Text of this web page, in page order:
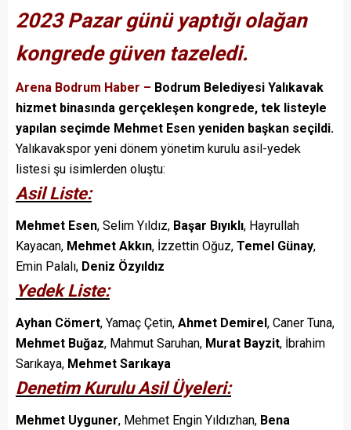
2023 Pazar günü yaptığı olağan
kongrede güven tazeledi.
Arena Bodrum Haber – Bodrum Belediyesi Yalıkavak
hizmet binasında gerçekleşen kongrede, tek listeyle
yapılan seçimde Mehmet Esen yeniden başkan seçildi.
Yalıkavakspor yeni dönem yönetim kurulu asil-yedek
listesi şu isimlerden oluştu:
Asil Liste:
Mehmet Esen, Selim Yıldız, Başar Bıyıklı, Hayrullah
Kayacan, Mehmet Akkın, İzzettin Oğuz, Temel Günay,
Emin Palalı, Deniz Özyıldız
Yedek Liste:
Ayhan Cömert, Yamaç Çetin, Ahmet Demirel, Caner Tuna,
Mehmet Buğaz, Mahmut Saruhan, Murat Bayzit, İbrahim
Sarıkaya, Mehmet Sarıkaya
Denetim Kurulu Asil Üyeleri:
Mehmet Uyguner, Mehmet Engin Yıldızhan, Bena